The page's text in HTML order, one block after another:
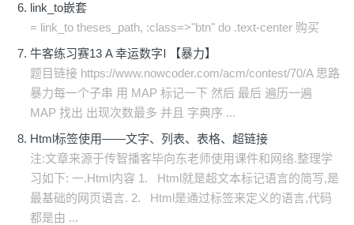
link_to嵌套
= link_to theses_path, :class=>"btn" do .text-center 购买
牛客练习赛13 A 幸运数字Ⅰ 【暴力】
题目链接 https://www.nowcoder.com/acm/contest/70/A 思路
暴力每一个子串 用 MAP 标记一下 然后 最后 遍历一遍
MAP 找出 出现次数最多 并且 字典序 ...
Html标签使用——文字、列表、表格、超链接
注:文章来源于传智播客毕向东老师使用课件和网络.整理学
习如下: 一.Html内容 1. Html就是超文本标记语言的简写,是
最基础的网页语言. 2. Html是通过标签来定义的语言,代码
都是由 ...